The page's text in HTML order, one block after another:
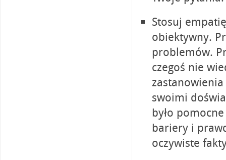
Stosuj
obiektywny.
problemów.
czegoś nie
swoimi
było
bariery i
oczywiste